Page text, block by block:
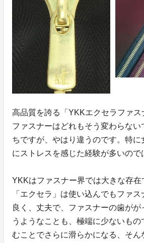
高品質を誇る「YKKエクセラファス
ファスナーはどれもそう変わらな
ちですが、やはり違うのです。特に
にストレスを感じた経験が多いので
YKKはファスナー界では大きな存在
「エクセラ」は使い込んでもファ
良く、丈夫で、ファスナーの歯がが
うようなことも、極端に少ないも
むことでさらに滑らかになる、そん